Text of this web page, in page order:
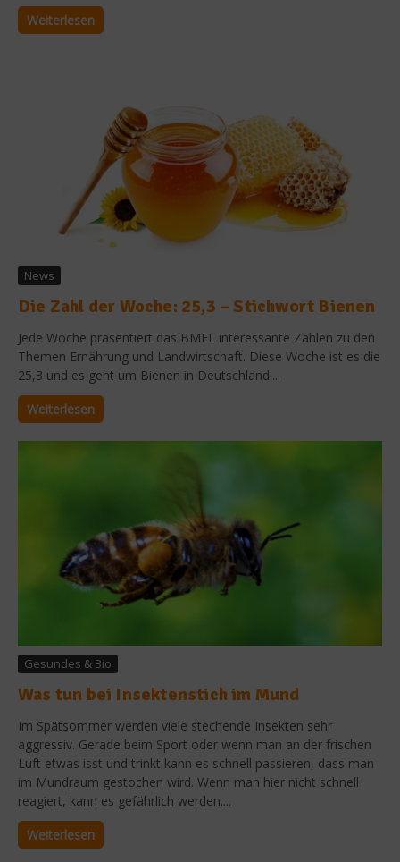
Weiterlesen
News
Die Zahl der Woche: 25,3 – Stichwort Bienen
Jede Woche präsentiert das BMEL interessante Zahlen zu den
Themen Ernährung und Landwirtschaft. Diese Woche ist es die
25,3 und es geht um Bienen in Deutschland....
Weiterlesen
Gesundes & Bio
Was tun bei Insektenstich im Mund
Im Spätsommer werden viele stechende Insekten sehr
aggressiv. Gerade beim Sport oder wenn man an der frischen
Luft etwas isst und trinkt kann es schnell passieren, dass man
im Mundraum gestochen wird. Wenn man hier nicht schnell
reagiert, kann es gefährlich werden....
Weiterlesen